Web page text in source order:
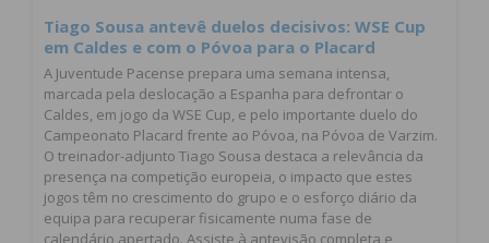
Tiago Sousa antevê duelos decisivos: WSE Cup
em Caldes e com o Póvoa para o Placard
A Juventude Pacense prepara uma semana intensa,
marcada pela deslocação a Espanha para defrontar o
Caldes, em jogo da WSE Cup, e pelo importante duelo do
Campeonato Placard frente ao Póvoa, na Póvoa de Varzim.
O treinador-adjunto Tiago Sousa destaca a relevância da
presença na competição europeia, o impacto que estes
jogos têm no crescimento do grupo e o esforço diário da
equipa para recuperar fisicamente numa fase de
calendário apertado. Assiste à antevisão completa e